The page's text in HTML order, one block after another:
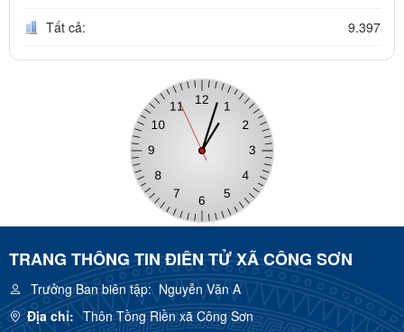
Tất cả: 9.397
TRANG THÔNG TIN ĐIÊN TỬ XÃ CÔNG SƠN
Trưởng Ban biên tập:Nguyễn Văn A
Địa chỉ: Thôn Tồng Riền xã Công Sơn